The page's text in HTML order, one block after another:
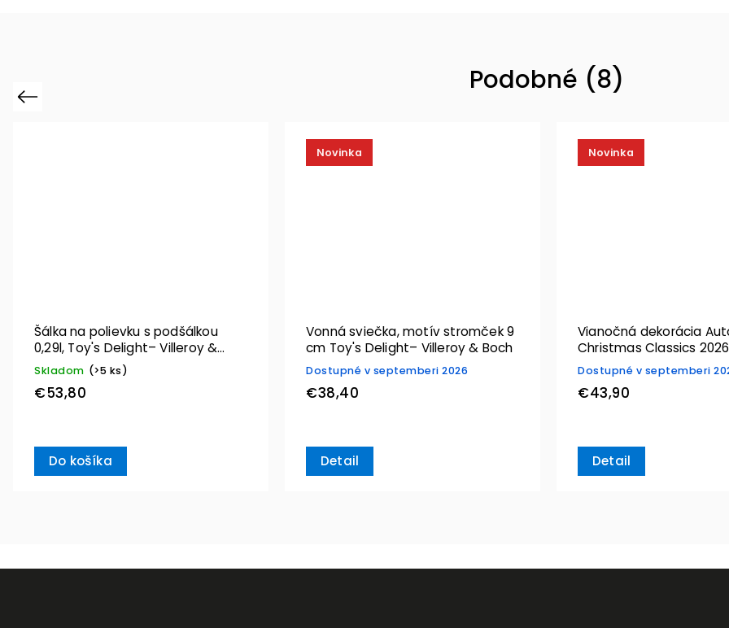
Podobné (8)
Previous
Šálka na polievku s podšálkou
0,29l, Toy's Delight– Villeroy &
Boch
Skladom (>5 ks)
€53,80
Do košíka
Novinka
Vonná sviečka, motív stromček 9
cm Toy's Delight– Villeroy & Boch
Dostupné v septemberi 2026
€38,40
Detail
Novinka
Vianočná dekorácia
Christmas Classics
& Boch
Dostupné v septemberi
€43,90
Detail